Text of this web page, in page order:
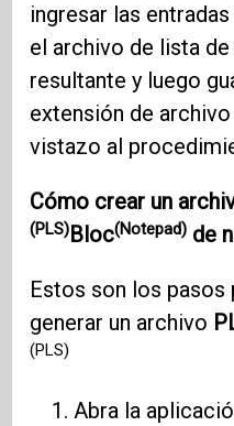
ingresar las
el archivo de lista
resultante y luego
extensión de archivo
vistazo al
Cómo crear un
(PLS)Bloc(Notepad) de
Estos son los pasos
generar un archivo
(PLS)
Abra la